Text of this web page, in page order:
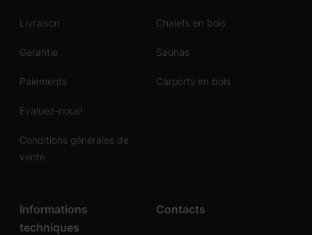
Livraison
Garantie
Paiements
Évaluez-nous!
Conditions générales de
vente
Chalets en bois
Saunas
Carports en bois
Informations
techniques
Contacts